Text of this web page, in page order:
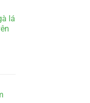
lá
₫